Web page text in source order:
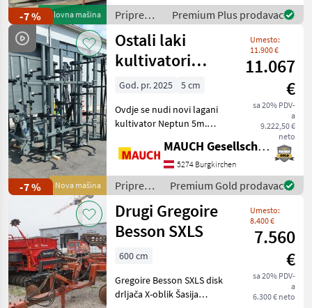
-7 % Polovna mašina
Zustand - wenig gebraucht
✔️ Scheiben
Priprema/
obrada tla
(plugovi,
kultivatori,
tanjurače
i dr.) /
Premium Plus prodavac
-7 % Nova mašina
Ostali laki
kultivatori
Neptun 5m
Umesto:
11.900 €
11.067
€
sa 20% PDV-
a
9.222,50 €
neto
God. pr. 2025
5 cm
Ovdje se nudi novi lagani
kultivator Neptun 5m.
Striegl - Hidraulički sklopiv -
Radna širina 5m - Motič s 26
opružnih zubaca - Visina ok
MAUCH Gesellschaft m.b.H. & Co.KG
5274 Burgkirchen
Priprema/
obrada
tla
(plugovi,
kultivatori,
tanjurače
Sonstige
Premium Gold prodavac
Drugi Gregoire
Besson SXLS
Umesto:
8.400 €
7.560
€
sa 20% PDV-
a
6.300 € neto
600 cm
Gregoire Besson SXLS disk
drljača X-oblik Šasija